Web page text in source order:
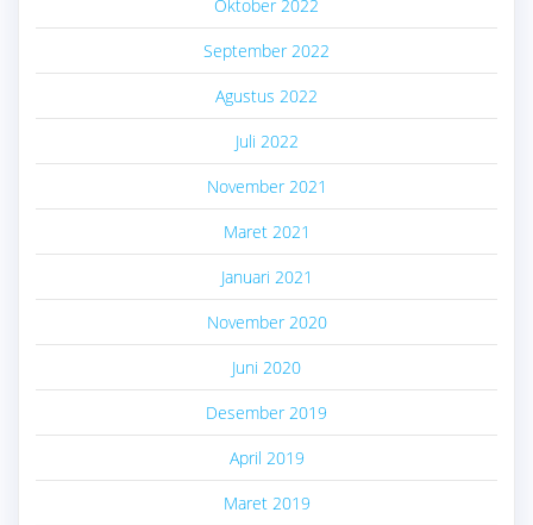
Oktober 2022
September 2022
Agustus 2022
Juli 2022
November 2021
Maret 2021
Januari 2021
November 2020
Juni 2020
Desember 2019
April 2019
Maret 2019